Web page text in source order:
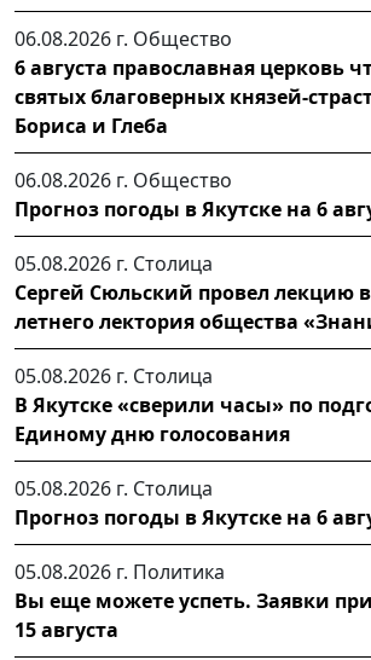
06.08.2026 г. Общество
6 августа православная церковь
святых благоверных князей-
Бориса и Глеба
06.08.2026 г. Общество
Прогноз погоды в Якутске на 6
05.08.2026 г. Столица
Сергей Сюльский провел лекцию
летнего лектория общества
05.08.2026 г. Столица
В Якутске «сверили часы» по
Единому дню голосования
05.08.2026 г. Столица
Прогноз погоды в Якутске на 6
05.08.2026 г. Политика
Вы еще можете успеть. Заявки
15 августа